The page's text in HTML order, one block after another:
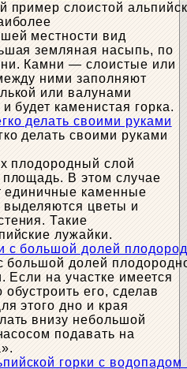
пример слоистой
местности вид
земляная насыпь, по
Камни — слоистые или
ними заполняют
или валунами
будет каменистая горка.
делать своими руками
плодородный слой
площадь. В этом случае
единичные каменные
цветы и
Такие
лужайки.
большой долей
Если на участке имеется
его, сделав
этого дно и края
внизу небольшой
подавать на